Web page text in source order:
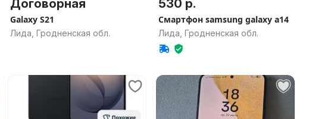
Договорная
Galaxy S21
Лида, Гродненская обл.
530 р.
Смартфон samsung galaxy a14
Лида, Гродненская обл.